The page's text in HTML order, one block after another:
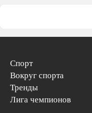
Спорт
Вокруг спорта
Тренды
Лига чемпионов